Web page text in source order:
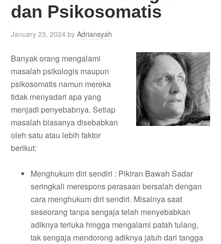
dan Psikosomatis
January 23, 2024 byAdriansyah
Banyak orang mengalami
masalah psikologis maupun
psikosomatis namun mereka
tidak menyadari apa yang
menjadi penyebabnya. Setiap
masalah biasanya disebabkan
oleh satu atau lebih faktor
berikut:
Menghukum diri sendiri : Pikiran Bawah Sadar
seringkali merespons perasaan bersalah dengan
cara menghukum diri sendiri. Misalnya saat
seseorang tanpa sengaja telah menyebabkan
adiknya terluka hingga mengalami patah tulang,
tak sengaja mendorong adiknya jatuh dari tangga